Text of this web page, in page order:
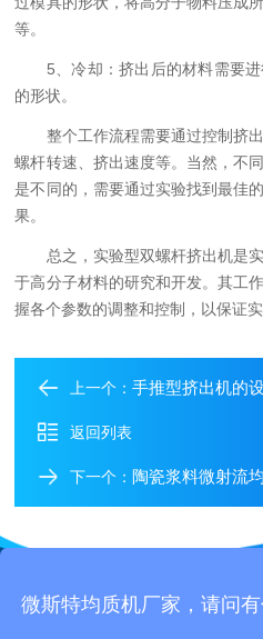
等。
5、冷却：挤出后的材料需要进
的形状。
整个工作流程需要通过控制挤出
螺杆转速、挤出速度等。当然，不
是不同的，需要通过实验找到最佳
果。
总之，实验型双螺杆挤出机是实
于高分子材料的研究和开发。其工
握各个参数的调整和控制，以保证
上一个：手推型挤出机的
返回列表
下一个： 陶瓷浆料微射流
Copyright © 2026微斯特科技（苏
微斯特均质机厂家，请问